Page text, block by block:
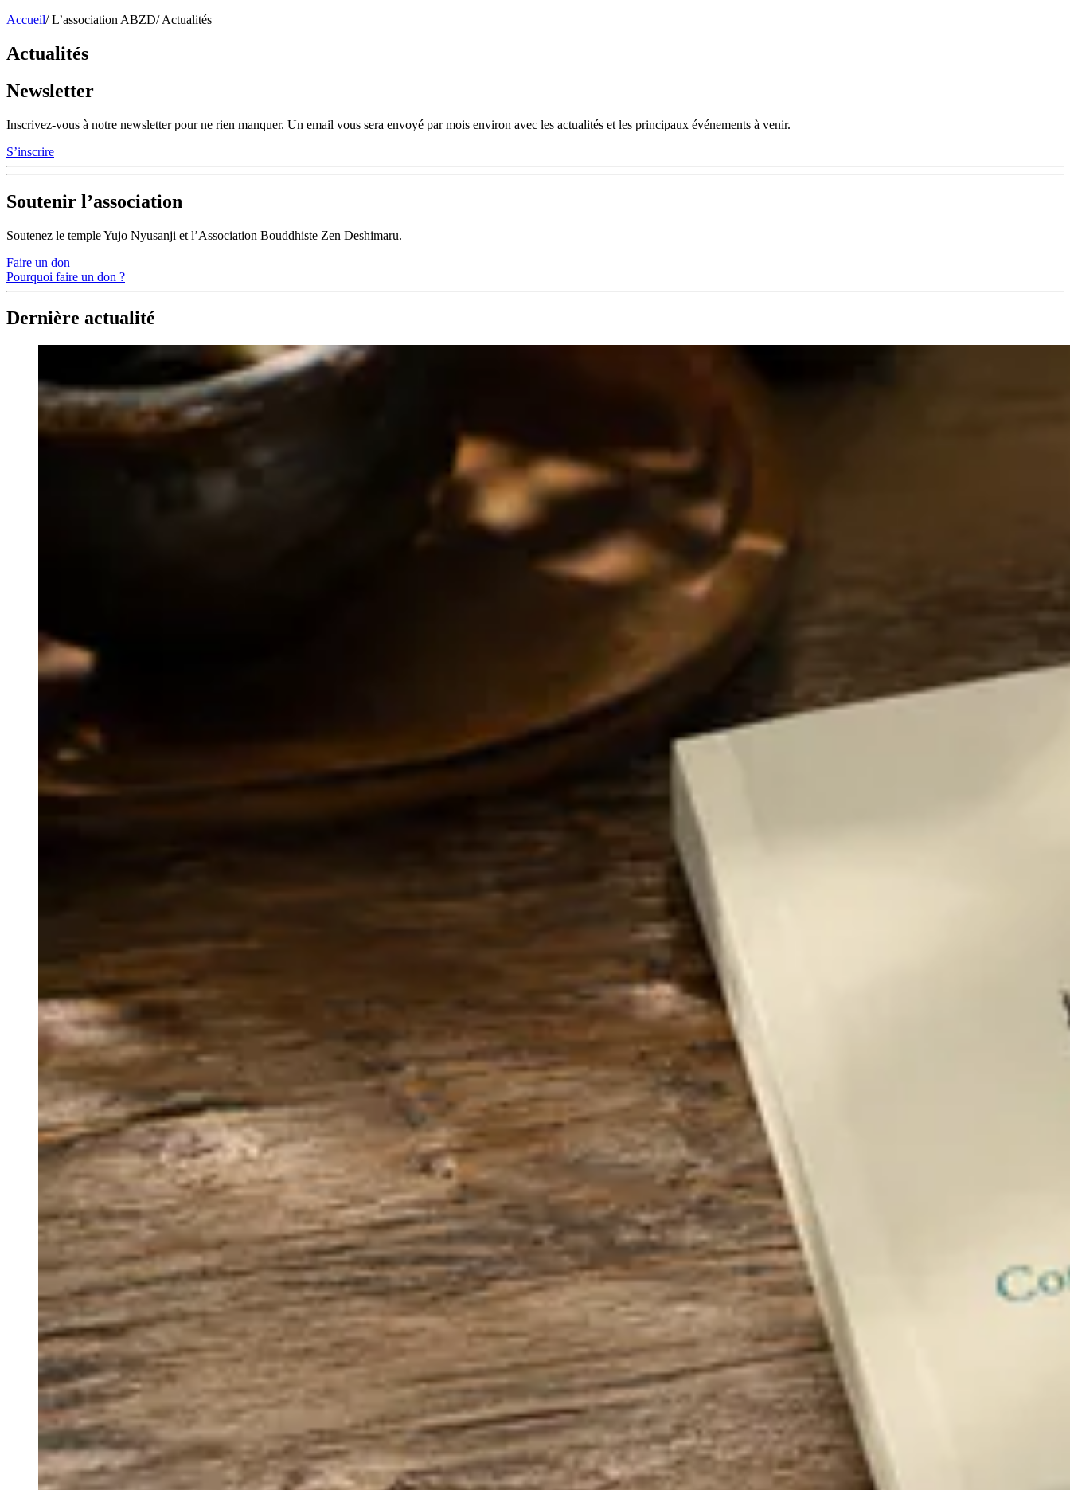
Accueil/ L’association ABZD/ Actualités
Actualités
Newsletter
Inscrivez-vous à notre newsletter pour ne rien manquer. Un email vous sera envoyé par mois environ avec les actualités et les principaux événements à venir.
S’inscrire
Soutenir l’association
Soutenez le temple Yujo Nyusanji et l’Association Bouddhiste Zen Deshimaru.
Faire un don
Pourquoi faire un don ?
Dernière actualité